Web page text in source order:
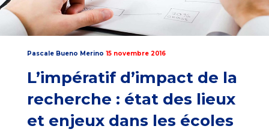
Pascale Bueno Merino 15 novembre 2016
L’impératif d’impact de la
recherche : état des lieux
et enjeux dans les écoles